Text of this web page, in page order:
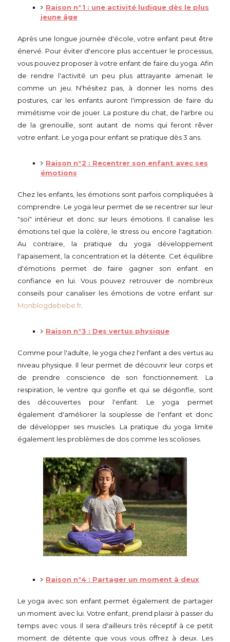
Raison n°1 : une activité ludique dès le plus
jeune âge
Après une longue journée d'école, votre enfant peut être
énervé. Pour éviter d'encore plus accentuer le processus,
vous pouvez proposer à votre enfant de faire du yoga. Afin
de rendre l'activité un peu plus attrayante amenait le
comme un jeu. N'hésitez pas, à donner les noms des
postures, car les enfants auront l'impression de faire du
mimétisme voir de jouer. La posture du chat, de l'arbre ou
de la grenouille, sont autant de noms qui feront rêver
votre enfant. Le yoga pour enfant se pratique dès 3 ans.
Raison n°2 : Recentrer son enfant avec ses
émotions
Chez les enfants, les émotions sont parfois compliquées à
comprendre. Le yoga leur permet de se recentrer sur leur
"soi" intérieur et donc sur leurs émotions. Il canalise les
émotions tel que la colère, le stress ou encore l'agitation.
Au contraire, la pratique du yoga développement
l'apaisement, la concentration et la détente. Cet équilibre
d'émotions permet de faire gagner son enfant en
confiance en lui. Vous pouvez retrouver de nombreux
conseils pour canaliser les émotions de votre enfant sur
Monblogdebebe.fr
Raison n°3 : Des vertus physique
Comme pour l'adulte, le yoga chez l'enfant a des vertus au
niveau physique. Il leur permet de découvrir leur corps et
de prendre conscience de son fonctionnement. La
respiration, le ventre qui gonfle et qui se dégonfle, sont
des découvertes pour l'enfant. Le yoga permet
également d'améliorer la souplesse de l'enfant et donc
de développer ses muscles. La pratique du yoga limite
également les problèmes de dos comme les scolioses.
Raison n°4 : Partager un moment à deux
Le yoga avec son enfant permet également de partager
un moment avec lui. Votre enfant, prend plaisir à passer du
temps avec vous. Il sera d'ailleurs très réceptif à ce petit
moment de détente que vous vous offrez à deux. Les